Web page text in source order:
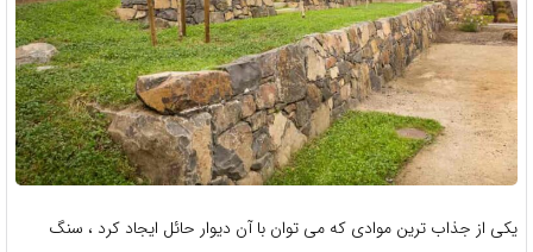
یکی از جذاب ترین موادی که می توان با آن دیوار حائل ایجاد کرد ، سنگ